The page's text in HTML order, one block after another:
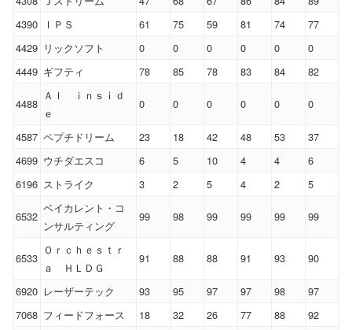
4390
ＩＰＳ 61 75 59 81 74
77
4429 リックソフト 0 0 0 0 0
0
4449 ギフティ 78 85 78 83 84 82
4488
ＡＩ ｉｎｓｉｄ
ｅ
0 0 0 0 0 0
4587 ペプチドリーム 23 18 42 48 53
37
4699 ウチダエスコ 6 5 10 4 4
6
6196 ストライク 3 2 5 4 2 5
6532
ベイカレント・コ
ンサルティング
99 98 99 99 99 99
6533
Ｏｒｃｈｅｓｔｒ
ａ ＨＬＤＧ
91 88 88 91 93 90
6920 レーザーテック 93 95 97 97 98
97
7068 フィードフォース 18 32 26 77 88 92